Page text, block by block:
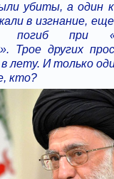
убиты, а один
в изгнание,
при
Трое других
лету. И только
кто?